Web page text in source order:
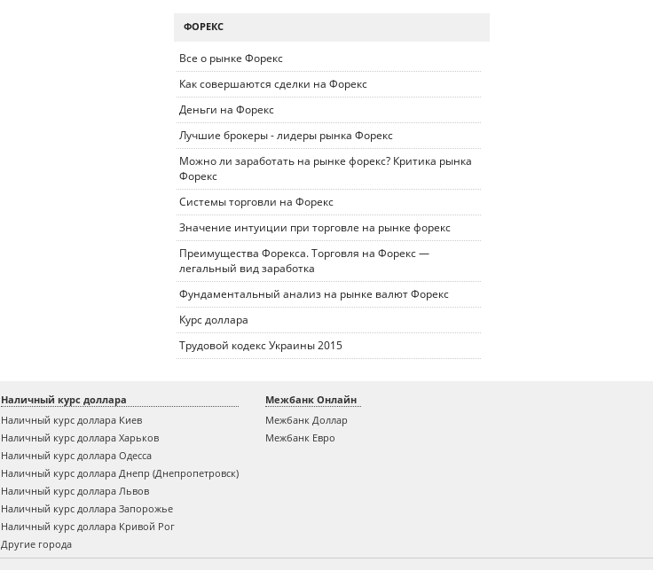
ФОРЕКС
Все о рынке Форекс
Как совершаются сделки на Форекс
Деньги на Форекс
Лучшие брокеры - лидеры рынка Форекс
Можно ли заработать на рынке форекс? Критика рынка
Форекс
Системы торговли на Форекс
Значение интуиции при торговле на рынке форекс
Преимущества Форекса. Торговля на Форекс —
легальный вид заработка
Фундаментальный анализ на рынке валют Форекс
Курс доллара
Трудовой кодекс Украины 2015
Наличный курс доллара
Наличный курс доллара Киев
Наличный курс доллара Харьков
Наличный курс доллара Одесса
Наличный курс доллара Днепр (Днепропетровск)
Наличный курс доллара Львов
Наличный курс доллара Запорожье
Наличный курс доллара Кривой Рог
Другие города
Межбанк Онлайн
Межбанк Доллар
Межбанк Евро